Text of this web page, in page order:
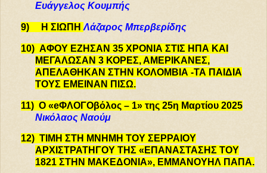
Ευάγγελος Κουμπής
9) Η ΣΙΩΠΗ Λάζαρος Μπερβερίδης
10) ΑΦΟΥ ΕΖΗΣΑΝ 35 ΧΡΟΝΙΑ ΣΤΙΣ ΗΠΑ ΚΑΙ
ΜΕΓΑΛΩΣΑΝ 3 ΚΟΡΕΣ, ΑΜΕΡΙΚΑΝΕΣ,
ΑΠΕΛΑΘΗΚΑΝ ΣΤΗΝ ΚΟΛΟΜΒΙΑ -ΤΑ ΠΑΙΔΙΑ
ΤΟΥΣ ΕΜΕΙΝΑΝ ΠΙΣΩ.
11) Ο «eΦΛΟΓΟβόλος – 1» της 25η Μαρτίου 2025
Νικόλαος Ναούμ
12) ΤΙΜΗ ΣΤΗ ΜΝΗΜΗ ΤΟΥ ΣΕΡΡΑΙΟΥ
ΑΡΧΙΣΤΡΑΤΗΓΟΥ ΤΗΣ «ΕΠΑΝΑΣΤΑΣΗΣ ΤΟΥ
1821 ΣΤΗΝ ΜΑΚΕΔΟΝΙΑ», ΕΜΜΑΝΟΥΗΛ ΠΑΠΑ.